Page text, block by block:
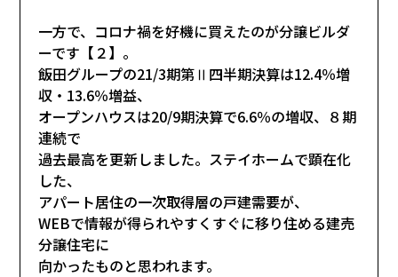
一方で、コロナ禍を好機に買えたのが分譲ビルダ
ーです【２】。
飯田グループの21/3期第Ⅱ四半期決算は12.4％増
収・13.6％増益、
オープンハウスは20/9期決算で6.6％の増収、８期
連続で
過去最高を更新しました。ステイホームで顕在化
した、
アパート居住の一次取得層の戸建需要が、
WEBで情報が得られやすくすぐに移り住める建売
分譲住宅に
向かったものと思われます。